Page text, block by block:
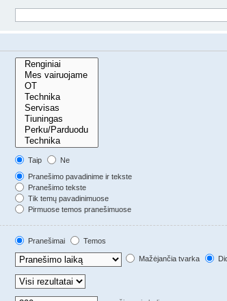
Taip
Ne
Pranešimo pavadinime ir tekste
Pranešimo tekste
Tik temų pavadinimuose
Pirmuose temos pranešimuose
Pranešimai
Temos
Mažėjančia tvarka